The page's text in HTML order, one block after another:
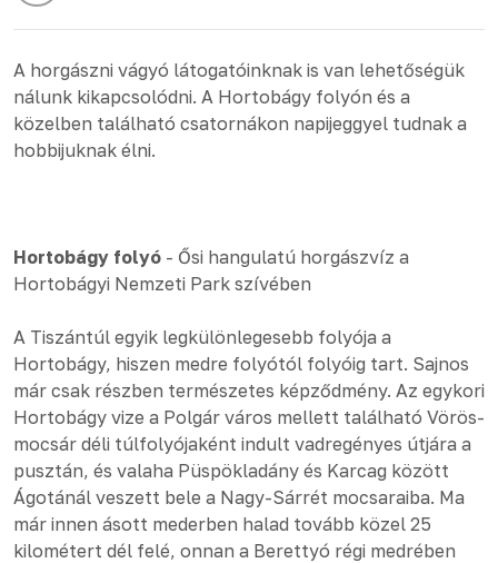
A horgászni vágyó látogatóinknak is van lehetőségük
nálunk kikapcsolódni. A Hortobágy folyón és a
közelben található csatornákon napijeggyel tudnak a
hobbijuknak élni.
Hortobágy folyó - Ősi hangulatú horgászvíz a
Hortobágyi Nemzeti Park szívében
A Tiszántúl egyik legkülönlegesebb folyója a
Hortobágy, hiszen medre folyótól folyóig tart. Sajnos
már csak részben természetes képződmény. Az egykori
Hortobágy vize a Polgár város mellett található Vörös-
mocsár déli túlfolyójaként indult vadregényes útjára a
pusztán, és valaha Püspökladány és Karcag között
Ágotánál veszett bele a Nagy-Sárrét mocsaraiba. Ma
már innen ásott mederben halad tovább közel 25
kilométert dél felé, onnan a Berettyó régi medrében